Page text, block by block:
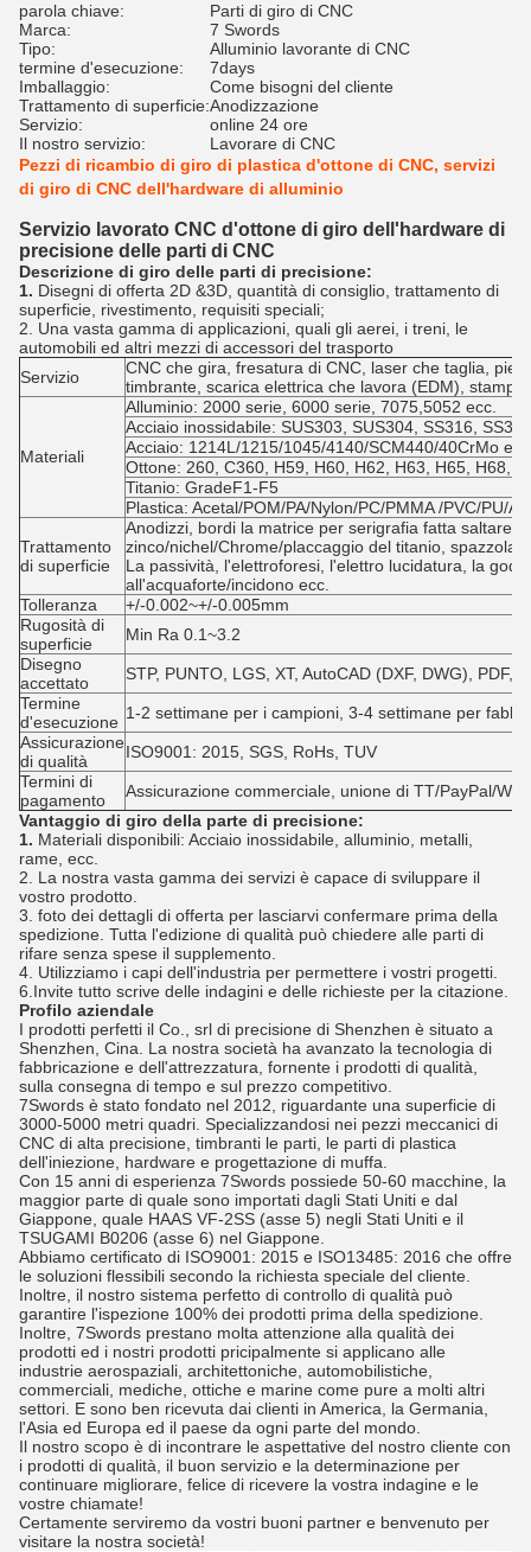
parola chiave:
Parti di giro di CNC
Marca:
7 Swords
Tipo:
Alluminio lavorante di CNC
termine d'esecuzione:
7days
Imballaggio:
Come bisogni del cliente
Trattamento di superficie:Anodizzazione
Servizio:
online 24 ore
Il nostro servizio:
Lavorare di CNC
Pezzi di ricambio di giro di plastica d'ottone di CNC, servizi
di giro di CNC dell'hardware di alluminio
Servizio lavorato CNC d'ottone di giro dell'hardware di
precisione delle parti di CNC
Descrizione di giro delle parti di precisione:
1. Disegni di offerta 2D &3D, quantità di consiglio, trattamento di
superficie, rivestimento, requisiti speciali;
2. Una vasta gamma di applicazioni, quali gli aerei, i treni, le
automobili ed altri mezzi di accessori del trasporto
Servizio
CNC che gira, fresatura di CNC, laser che taglia,
timbrante, scarica elettrica che lavora (EDM),
Materiali
Alluminio: 2000 serie, 6000 serie, 7075,5052 ecc.
Acciaio inossidabile: SUS303, SUS304, SS316,
Acciaio: 1214L/1215/1045/4140/SCM440/40CrMo
Ottone: 260, C360, H59, H60, H62, H63, H65, H68,
Titanio: GradeF1-F5
Plastica: Acetal/POM/PA/Nylon/PC/PMMA /PVC/PU/
Trattamento
di superficie
Anodizzi, bordi la matrice per serigrafia fatta saltare
zinco/nichel/Chrome/placcaggio del titanio,
La passività, l'elettroforesi, l'elettro lucidatura, la
all'acquaforte/incidono ecc.
Tolleranza
+/-0.002~+/-0.005mm
Rugosità di
superficie
Min Ra 0.1~3.2
Disegno
accettato
STP, PUNTO, LGS, XT, AutoCAD (DXF, DWG), PDF,
Termine
d'esecuzione 1-2 settimane per i campioni, 3-4 settimane per
Assicurazione
di qualità
ISO9001: 2015, SGS, RoHs, TUV
Termini di
pagamento
Assicurazione commerciale, unione di TT/PayPal/
Vantaggio di giro della parte di precisione:
1. Materiali disponibili: Acciaio inossidabile, alluminio, metalli,
rame, ecc.
2. La nostra vasta gamma dei servizi è capace di sviluppare il
vostro prodotto.
3. foto dei dettagli di offerta per lasciarvi confermare prima della
spedizione. Tutta l'edizione di qualità può chiedere alle parti di
rifare senza spese il supplemento.
4. Utilizziamo i capi dell'industria per permettere i vostri progetti.
6.Invite tutto scrive delle indagini e delle richieste per la citazione.
Profilo aziendale
I prodotti perfetti il Co., srl di precisione di Shenzhen è situato a
Shenzhen, Cina. La nostra società ha avanzato la tecnologia di
fabbricazione e dell'attrezzatura, fornente i prodotti di qualità,
sulla consegna di tempo e sul prezzo competitivo.
7Swords è stato fondato nel 2012, riguardante una superficie di
3000-5000 metri quadri. Specializzandosi nei pezzi meccanici di
CNC di alta precisione, timbranti le parti, le parti di plastica
dell'iniezione, hardware e progettazione di muffa.
Con 15 anni di esperienza 7Swords possiede 50-60 macchine, la
maggior parte di quale sono importati dagli Stati Uniti e dal
Giappone, quale HAAS VF-2SS (asse 5) negli Stati Uniti e il
TSUGAMI B0206 (asse 6) nel Giappone.
Abbiamo certificato di ISO9001: 2015 e ISO13485: 2016 che offre
le soluzioni flessibili secondo la richiesta speciale del cliente.
Inoltre, il nostro sistema perfetto di controllo di qualità può
garantire l'ispezione 100% dei prodotti prima della spedizione.
Inoltre, 7Swords prestano molta attenzione alla qualità dei
prodotti ed i nostri prodotti pricipalmente si applicano alle
industrie aerospaziali, architettoniche, automobilistiche,
commerciali, mediche, ottiche e marine come pure a molti altri
settori. E sono ben ricevuta dai clienti in America, la Germania,
l'Asia ed Europa ed il paese da ogni parte del mondo.
Il nostro scopo è di incontrare le aspettative del nostro cliente con
i prodotti di qualità, il buon servizio e la determinazione per
continuare migliorare, felice di ricevere la vostra indagine e le
vostre chiamate!
Certamente serviremo da vostri buoni partner e benvenuto per
visitare la nostra società!